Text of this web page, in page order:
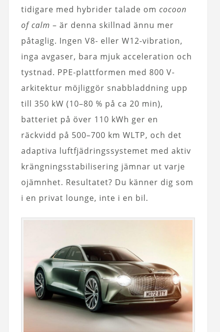
tidigare med hybrider talade om cocoon
of calm – är denna skillnad ännu mer
påtaglig. Ingen V8- eller W12-vibration,
inga avgaser, bara mjuk acceleration och
tystnad. PPE-plattformen med 800 V-
arkitektur möjliggör snabbladdning upp
till 350 kW (10–80 % på ca 20 min),
batteriet på över 110 kWh ger en
räckvidd på 500–700 km WLTP, och det
adaptiva luftfjädringssystemet med aktiv
krängningsstabilisering jämnar ut varje
ojämnhet. Resultatet? Du känner dig som
i en privat lounge, inte i en bil.